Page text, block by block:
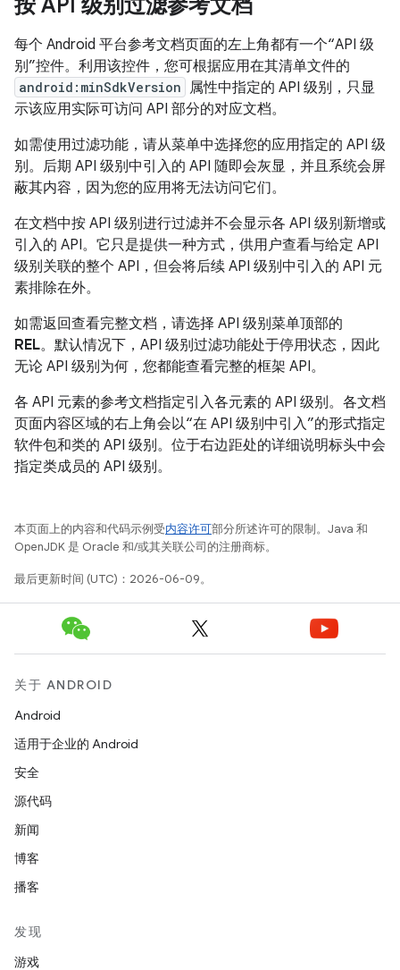
按 API 级别过滤参考文档
每个 Android 平台参考文档页面的左上角都有一个“API 级
别”控件。利用该控件，您可根据应用在其清单文件的
android:minSdkVersion 属性中指定的 API 级别，只显
示该应用实际可访问 API 部分的对应文档。
如需使用过滤功能，请从菜单中选择您的应用指定的 API 级
别。后期 API 级别中引入的 API 随即会灰显，并且系统会屏
蔽其内容，因为您的应用将无法访问它们。
在文档中按 API 级别进行过滤并不会显示各 API 级别新增或
引入的 API。它只是提供一种方式，供用户查看与给定 API
级别关联的整个 API，但会将后续 API 级别中引入的 API 元
素排除在外。
如需返回查看完整文档，请选择 API 级别菜单顶部的
REL。默认情况下，API 级别过滤功能处于停用状态，因此
无论 API 级别为何，您都能查看完整的框架 API。
各 API 元素的参考文档指定引入各元素的 API 级别。各文档
页面内容区域的右上角会以“在 API 级别中引入”的形式指定
软件包和类的 API 级别。位于右边距处的详细说明标头中会
指定类成员的 API 级别。
本页面上的内容和代码示例受内容许可部分所述许可的限制。Java 和
OpenJDK 是 Oracle 和/或其关联公司的注册商标。
最后更新时间 (UTC)：2026-06-09。
关于 ANDROID
Android
适用于企业的 Android
安全
源代码
新闻
博客
播客
发现
游戏